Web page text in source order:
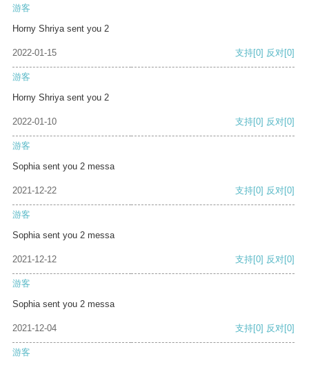
游客
Horny Shriya sent you 2
2022-01-15 支持[0] 反对[0]
游客
Horny Shriya sent you 2
2022-01-10 支持[0] 反对[0]
游客
Sophia sent you 2 messa
2021-12-22 支持[0] 反对[0]
游客
Sophia sent you 2 messa
2021-12-12 支持[0] 反对[0]
游客
Sophia sent you 2 messa
2021-12-04 支持[0] 反对[0]
游客